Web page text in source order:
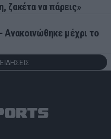
ζακέτα να πάρεις»
Ανακοινώθηκε μέχρι το